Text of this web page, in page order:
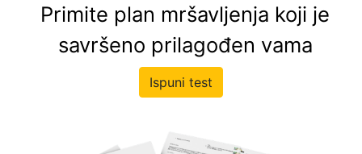
Primite plan mršavljenja koji je
savršeno prilagođen vama
Ispuni test